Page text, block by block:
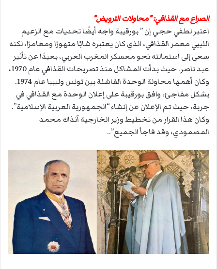
الصراع مع القذافي: ”محاولات الترويض”
اعتبر لطفي حجي إن ” بورقيبة واجه أيضًا تحديات مع الزعيم
الليبي معمر القذافي، الذي كان يعتبره شابًا متهورًا ومغامرًا، لكنه
سعى إلى استمالته نحو معسكر المغرب العربي، بعيدًا عن تأثير
عبد ناصر. حيث بدأت المشاكل منذ تصريحات القذافي عام 1970،
وكان أهمها محاولة الوحدة الفاشلة بين تونس وليبيا عام 1974.
بشكل مفاجئ، وافق بورقيبة على إعلان الوحدة مع القذافي في
جربة، حيث تم الإعلان عن إنشاء “الجمهورية العربية الإسلامية”.
وكان هذا القرار من تخطيط وزير الخارجية آنذاك محمد
المصمودي، وقد فاجأ الجميع”..